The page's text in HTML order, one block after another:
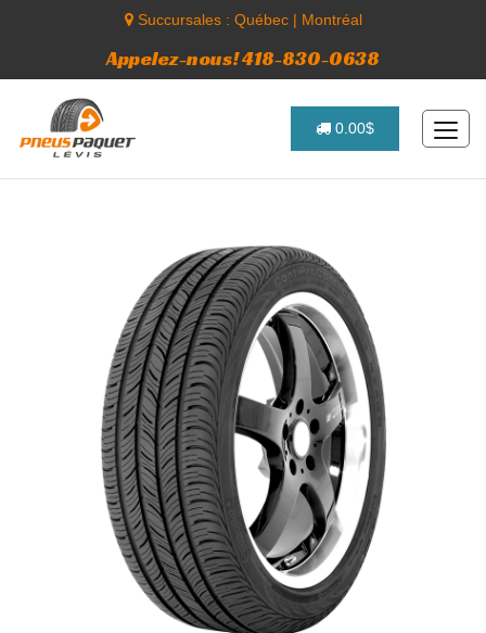
Succursales : Québec| Montréal
Appelez-nous! 418-830-0638
0.00$